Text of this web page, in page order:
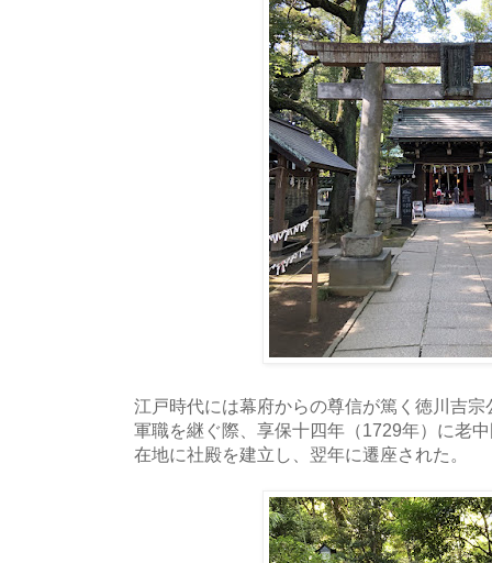
江戸時代には幕府からの尊信が篤く徳川吉
軍職を継ぐ際、享保十四年（1729年）に老
在地に社殿を建立し、翌年に遷座された。